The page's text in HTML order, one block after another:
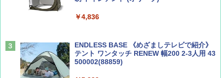
球の歩き方A ヨーロッパ
￥4,836
ENDLESS BASE 《めざましテレビで紹介》
テント ワンタッチ RENEW 幅200 2-3人用 43
500002(88859)